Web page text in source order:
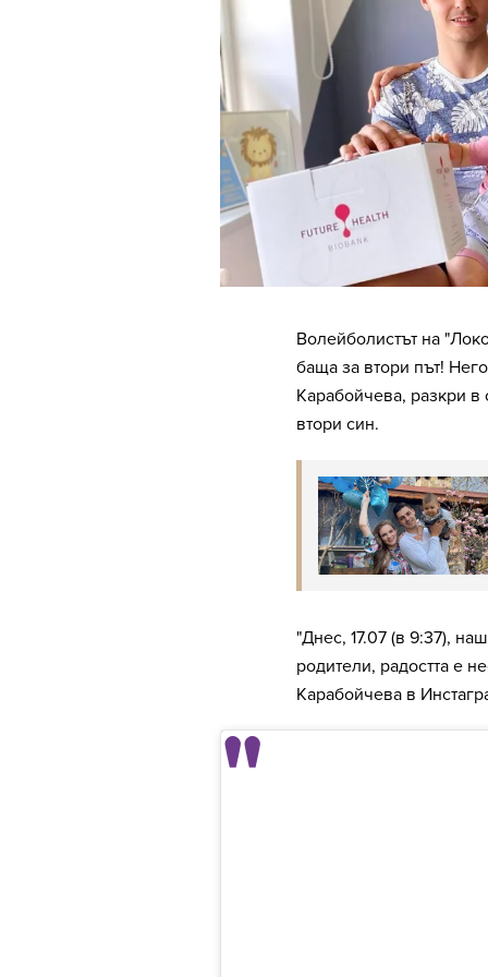
Волейболистът на
баща за втори път!
Карабойчева, разкри в
втори син.
"Днес, 17.07 (в 9:37),
родители, радостта е
Карабойчева в